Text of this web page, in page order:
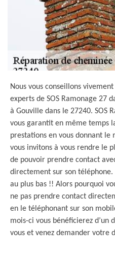
Nous vous conseillons
experts de SOS Ramonage 27
à Gouville dans le 27240. SOS
vous garantit en même temps
prestations en vous donnant
vous invitons à vous rendre le
de pouvoir prendre contact
directement sur son
au plus bas !! Alors pourquoi
ne pas prendre contact
en le téléphonant sur son
mois-ci vous bénéficierez d’un
vous et venez demander votre